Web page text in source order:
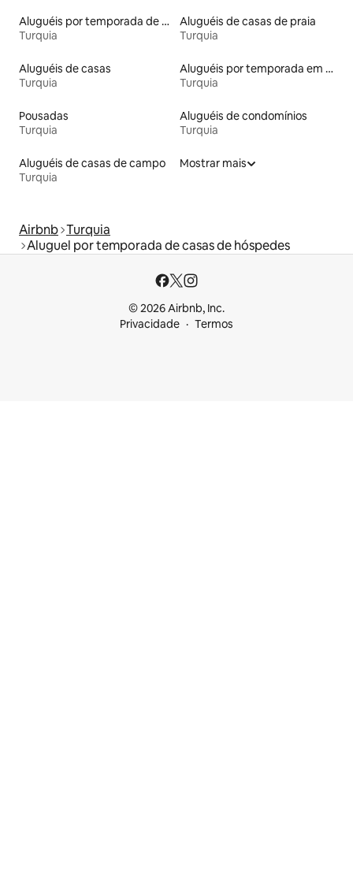
Aluguéis por temporada de acomodações de luxo
Turquia
Aluguéis de casas de praia
Turquia
Aluguéis de casas
Turquia
Aluguéis por temporada em resorts
Turquia
Pousadas
Turquia
Aluguéis de condomínios
Turquia
Aluguéis de casas de campo
Turquia
Mostrar mais
Airbnb Turquia
Aluguel por temporada de casas de hóspedes
© 2026 Airbnb, Inc.
Privacidade
Termos